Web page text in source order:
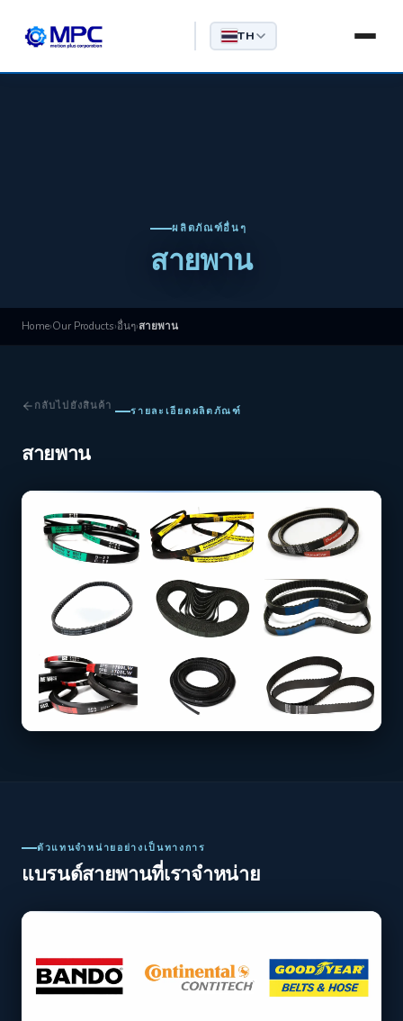
TH
ผลิตภัณฑ์อื่นๆ
สายพาน
Home›Our Products›อื่นๆ›สายพาน
กลับไปยังสินค้า รายละเอียดผลิตภัณฑ์
สายพาน
ตัวแทนจำหน่ายอย่างเป็นทางการ
แบรนด์สายพานที่เราจำหน่าย